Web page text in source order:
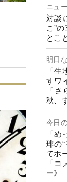
ニュ
対談
こ”
とこ
明日
「
すワ
「
秋、
今日
「
琲の
てホ
「
ー》